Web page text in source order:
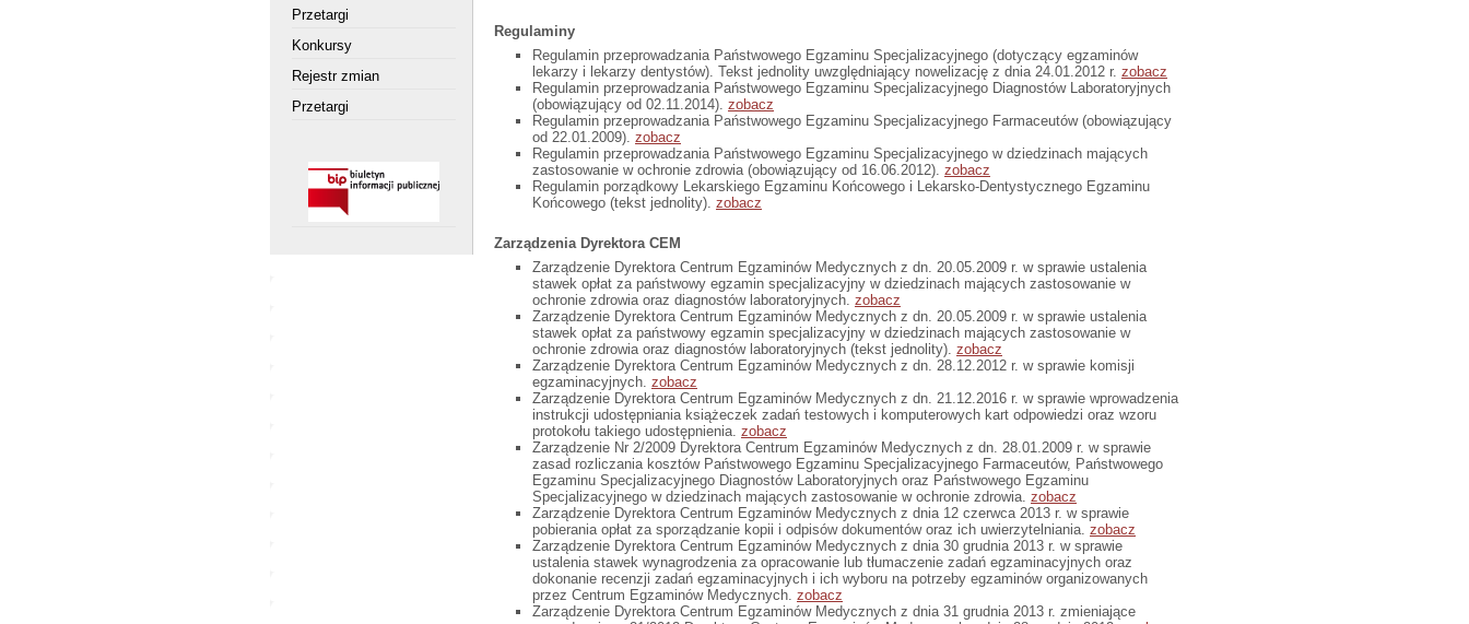
Przetargi
Konkursy
Rejestr zmian
Przetargi
Regulaminy
Regulamin przeprowadzania Państwowego Egzaminu Specjalizacyjnego (dotyczący egzaminów
lekarzy i lekarzy dentystów). Tekst jednolity uwzględniający nowelizację z dnia 24.01.2012 r. zobacz
Regulamin przeprowadzania Państwowego Egzaminu Specjalizacyjnego Diagnostów Laboratoryjnych
(obowiązujący od 02.11.2014). zobacz
Regulamin przeprowadzania Państwowego Egzaminu Specjalizacyjnego Farmaceutów (obowiązujący
od 22.01.2009). zobacz
Regulamin przeprowadzania Państwowego Egzaminu Specjalizacyjnego w dziedzinach mających
zastosowanie w ochronie zdrowia (obowiązujący od 16.06.2012). zobacz
Regulamin porządkowy Lekarskiego Egzaminu Końcowego i Lekarsko-Dentystycznego Egzaminu
Końcowego (tekst jednolity). zobacz
Zarządzenia Dyrektora CEM
Zarządzenie Dyrektora Centrum Egzaminów Medycznych z dn. 20.05.2009 r. w sprawie ustalenia
stawek opłat za państwowy egzamin specjalizacyjny w dziedzinach mających zastosowanie w
ochronie zdrowia oraz diagnostów laboratoryjnych. zobacz
Zarządzenie Dyrektora Centrum Egzaminów Medycznych z dn. 20.05.2009 r. w sprawie ustalenia
stawek opłat za państwowy egzamin specjalizacyjny w dziedzinach mających zastosowanie w
ochronie zdrowia oraz diagnostów laboratoryjnych (tekst jednolity). zobacz
Zarządzenie Dyrektora Centrum Egzaminów Medycznych z dn. 28.12.2012 r. w sprawie komisji
egzaminacyjnych. zobacz
Zarządzenie Dyrektora Centrum Egzaminów Medycznych z dn. 21.12.2016 r. w sprawie wprowadzenia
instrukcji udostępniania książeczek zadań testowych i komputerowych kart odpowiedzi oraz wzoru
protokołu takiego udostępnienia. zobacz
Zarządzenie Nr 2/2009 Dyrektora Centrum Egzaminów Medycznych z dn. 28.01.2009 r. w sprawie
zasad rozliczania kosztów Państwowego Egzaminu Specjalizacyjnego Farmaceutów, Państwowego
Egzaminu Specjalizacyjnego Diagnostów Laboratoryjnych oraz Państwowego Egzaminu
Specjalizacyjnego w dziedzinach mających zastosowanie w ochronie zdrowia. zobacz
Zarządzenie Dyrektora Centrum Egzaminów Medycznych z dnia 12 czerwca 2013 r. w sprawie
pobierania opłat za sporządzanie kopii i odpisów dokumentów oraz ich uwierzytelniania. zobacz
Zarządzenie Dyrektora Centrum Egzaminów Medycznych z dnia 30 grudnia 2013 r. w sprawie
ustalenia stawek wynagrodzenia za opracowanie lub tłumaczenie zadań egzaminacyjnych oraz
dokonanie recenzji zadań egzaminacyjnych i ich wyboru na potrzeby egzaminów organizowanych
przez Centrum Egzaminów Medycznych. zobacz
Zarządzenie Dyrektora Centrum Egzaminów Medycznych z dnia 31 grudnia 2013 r. zmieniające